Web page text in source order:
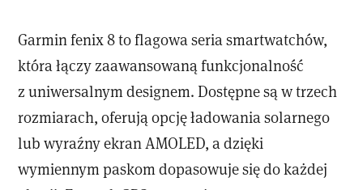
Garmin fenix 8 to flagowa seria smartwatchów,
która łączy zaawansowaną funkcjonalność
z uniwersalnym designem. Dostępne są w trzech
rozmiarach, oferują opcję ładowania solarnego
lub wyraźny ekran AMOLED, a dzięki
wymiennym paskom dopasowuje się do każdej